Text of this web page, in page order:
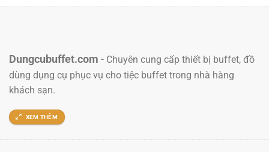
Dungcubuffet.com - Chuyên cung cấp thiết bị buffet, đồ
dùng dụng cụ phục vụ cho tiệc buffet trong nhà hàng
khách sạn.
XEM THÊM